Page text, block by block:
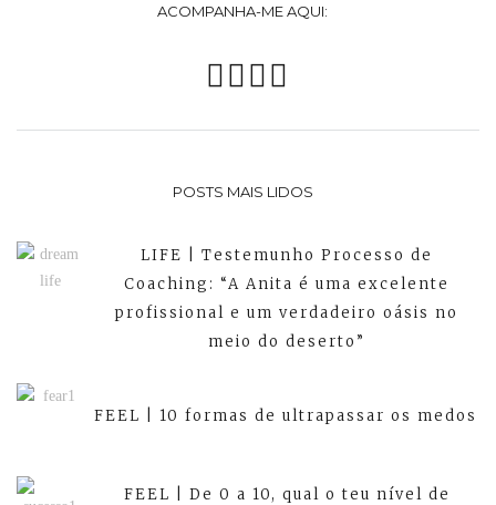
ACOMPANHA-ME AQUI:
POSTS MAIS LIDOS
LIFE | Testemunho Processo de
Coaching: “A Anita é uma excelente
profissional e um verdadeiro oásis no
meio do deserto”
FEEL | 10 formas de ultrapassar os medos
FEEL | De 0 a 10, qual o teu nível de